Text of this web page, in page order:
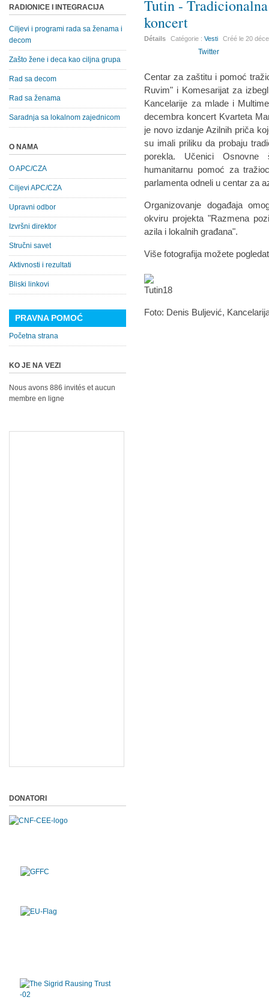
Tutin -
koncert
Détails Catégorie :Vesti Créé le20
Twitter
Centar za zaštitu i pomoć
Ruvim" i Komesarijat za
Kancelarije za mlade i
decembra koncert Kvarteta
je novo izdanje Azilnih priča
su imali priliku da probaju
porekla. Učenici Osnovne
humanitarnu pomoć za
parlamenta odneli u centar za
Organizovanje događaja
okviru projekta "Razmena
azila i lokalnih građana".
Više fotografija možete
Foto: Denis Buljević,
RADIONICE I INTEGRACIJA
Ciljevi i programi rada sa ženama i
decom
Zašto žene i deca kao ciljna grupa
Rad sa decom
Rad sa ženama
Saradnja sa lokalnom zajednicom
O NAMA
O APC/CZA
Ciljevi APC/CZA
Upravni odbor
Izvršni direktor
Stručni savet
Aktivnosti i rezultati
Bliski linkovi
PRAVNA POMOĆ
Početna strana
KO JE NA VEZI
Nous avons 886 invités et aucun
membre en ligne
DONATORI